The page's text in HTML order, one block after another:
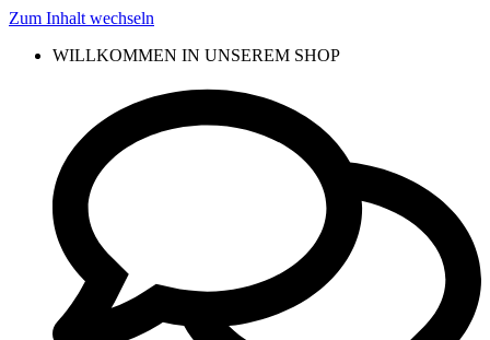
Zum Inhalt wechseln
WILLKOMMEN IN UNSEREM SHOP